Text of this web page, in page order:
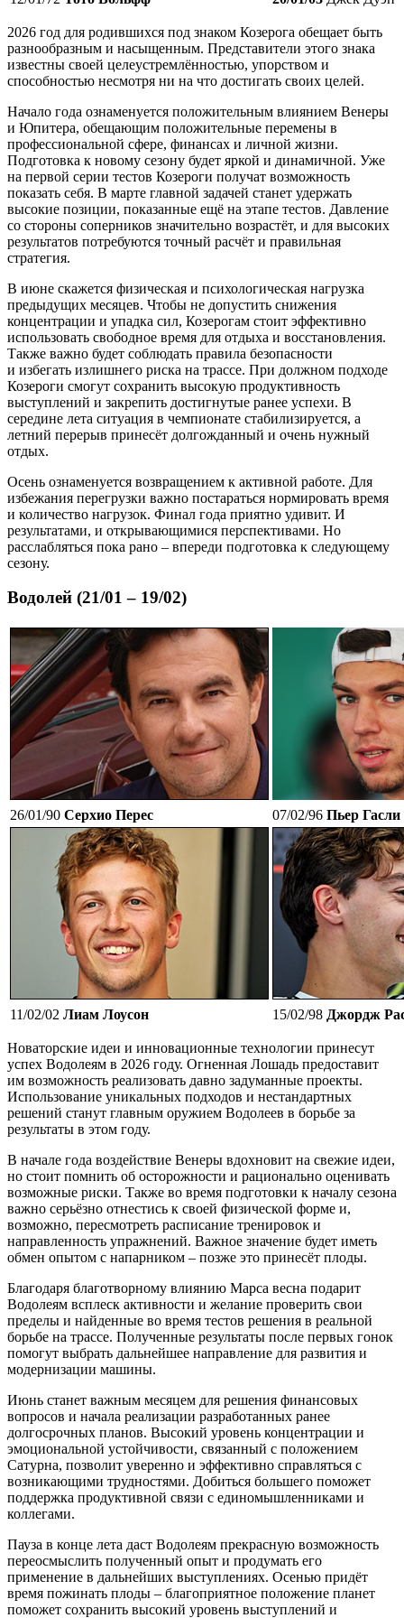
2026 год для родившихся под знаком Козерога обещает быть
разнообразным и насыщенным. Представители этого знака
известны своей целеустремлённостью, упорством и
способностью несмотря ни на что достигать своих целей.
Начало года ознаменуется положительным влиянием Венеры
и Юпитера, обещающим положительные перемены в
профессиональной сфере, финансах и личной жизни.
Подготовка к новому сезону будет яркой и динамичной. Уже
на первой серии тестов Козероги получат возможность
показать себя. В марте главной задачей станет удержать
высокие позиции, показанные ещё на этапе тестов. Давление
со стороны соперников значительно возрастёт, и для высоких
результатов потребуются точный расчёт и правильная
стратегия.
В июне скажется физическая и психологическая нагрузка
предыдущих месяцев. Чтобы не допустить снижения
концентрации и упадка сил, Козерогам стоит эффективно
использовать свободное время для отдыха и восстановления.
Также важно будет соблюдать правила безопасности
и избегать излишнего риска на трассе. При должном подходе
Козероги смогут сохранить высокую продуктивность
выступлений и закрепить достигнутые ранее успехи. В
середине лета ситуация в чемпионате стабилизируется, а
летний перерыв принесёт долгожданный и очень нужный
отдых.
Осень ознаменуется возвращением к активной работе. Для
избежания перегрузки важно постараться нормировать время
и количество нагрузок. Финал года приятно удивит. И
результатами, и открывающимися перспективами. Но
расслабляться пока рано – впереди подготовка к следующему
сезону.
Водолей (21/01 – 19/02)
26/01/90 Серхио Перес 07/02/96 Пьер Гасли
11/02/02 Лиам Лоусон 15/02/98 Джордж
Новаторские идеи и инновационные технологии принесут
успех Водолеям в 2026 году. Огненная Лошадь предоставит
им возможность реализовать давно задуманные проекты.
Использование уникальных подходов и нестандартных
решений станут главным оружием Водолеев в борьбе за
результаты в этом году.
В начале года воздействие Венеры вдохновит на свежие идеи,
но стоит помнить об осторожности и рационально оценивать
возможные риски. Также во время подготовки к началу сезона
важно серьёзно отнестись к своей физической форме и,
возможно, пересмотреть расписание тренировок и
направленность упражнений. Важное значение будет иметь
обмен опытом с напарником – позже это принесёт плоды.
Благодаря благотворному влиянию Марса весна подарит
Водолеям всплеск активности и желание проверить свои
пределы и найденные во время тестов решения в реальной
борьбе на трассе. Полученные результаты после первых гонок
помогут выбрать дальнейшее направление для развития и
модернизации машины.
Июнь станет важным месяцем для решения финансовых
вопросов и начала реализации разработанных ранее
долгосрочных планов. Высокий уровень концентрации и
эмоциональной устойчивости, связанный с положением
Сатурна, позволит уверенно и эффективно справляться с
возникающими трудностями. Добиться большего поможет
поддержка продуктивной связи с единомышленниками и
коллегами.
Пауза в конце лета даст Водолеям прекрасную возможность
переосмыслить полученный опыт и продумать его
применение в дальнейших выступлениях. Осенью придёт
время пожинать плоды – благоприятное положение планет
поможет сохранить высокий уровень выступлений и